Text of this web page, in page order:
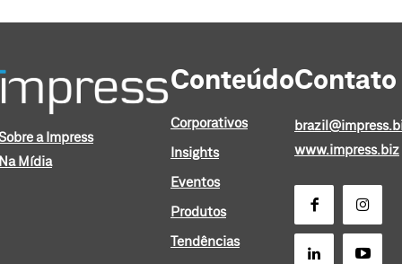
a Impress
Mídia
Conteúdo
Corporativos
Insights
Eventos
Produtos
Tendências
Contato
www.impress.biz